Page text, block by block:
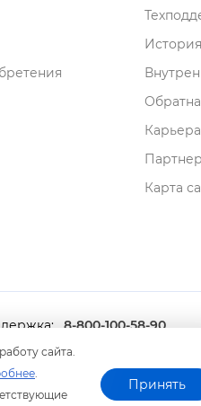
сайта.
.
Принять
Карьера
Карта
8-800-100-58-90